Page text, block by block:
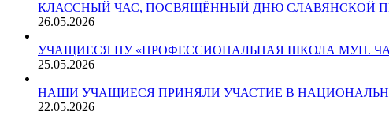
КЛАССНЫЙ ЧАС, ПОСВЯЩЁННЫЙ ДНЮ СЛАВЯНСКОЙ
26.05.2026
УЧАЩИЕСЯ ПУ «ПРОФЕССИОНАЛЬНАЯ ШКОЛА МУН.
25.05.2026
НАШИ УЧАЩИЕСЯ ПРИНЯЛИ УЧАСТИЕ В
22.05.2026